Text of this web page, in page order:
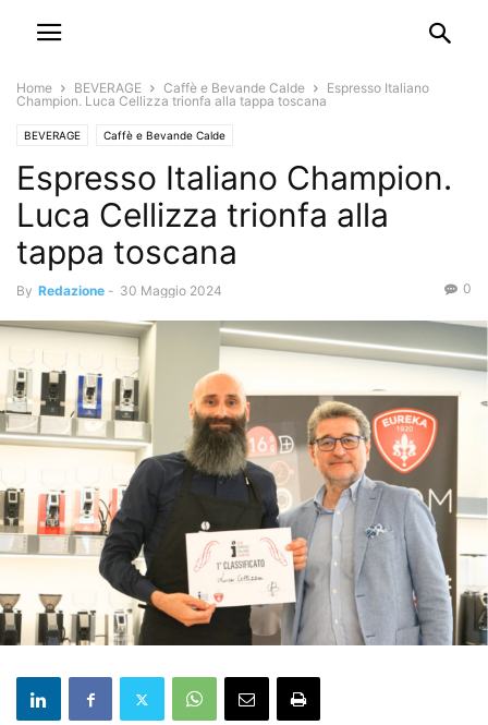
Home BEVERAGE Caffè e Bevande Calde
Espresso Italiano
Champion. Luca Cellizza trionfa alla tappa toscana
BEVERAGE Caffè e Bevande Calde
Espresso Italiano Champion.
Luca Cellizza trionfa alla
tappa toscana
By Redazione - 30 Maggio 2024 0